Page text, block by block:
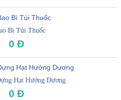
Bì Túi Thuốc
0 Đ
Hạt Hướng Dương
0 Đ